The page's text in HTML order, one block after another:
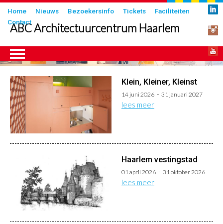
Overslaan
en
naar
inhoud
gaan
Submenu
Home Nieuws Bezoekersinfo Tickets
Faciliteiten
Contact
ABC Architectuurcentrum Haarlem
Klein, Kleiner, Kleinst
14 juni 2026 31 januari 2027
lees meer
Haarlem vestingstad
01 april 2026 31 oktober 2026
lees meer